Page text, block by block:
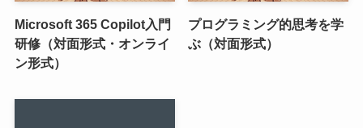
Microsoft 365 Copilot入門
研修（対面形式・オンライ
ン形式）
プログラミング的思考を学
ぶ（対面形式）